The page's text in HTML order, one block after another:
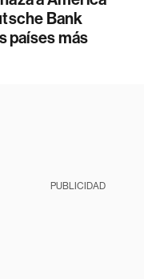
Bank
países más
PUBLICIDAD